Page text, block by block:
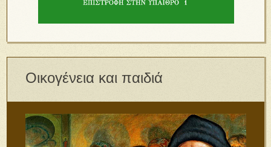
Οικογένεια και παιδιά